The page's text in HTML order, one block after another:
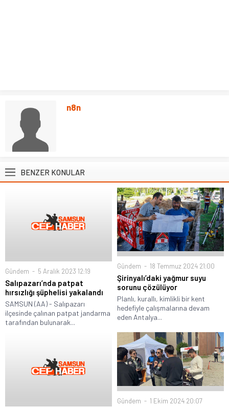
n8n
BENZER KONULAR
Gündem 5 Aralık 2023 12:19
Salıpazarı’nda patpat
hırsızlığı şüphelisi yakalandı
SAMSUN (AA) - Salıpazarı
ilçesinde çalınan patpat jandarma
tarafından bulunarak...
Gündem 18 Temmuz 2024 21:00
Şirinyalı’daki yağmur suyu
sorunu çözülüyor
Planlı, kurallı, kimlikli bir kent
hedefiyle çalışmalarına devam
eden Antalya...
Gündem 1 Ekim 2024 20:07